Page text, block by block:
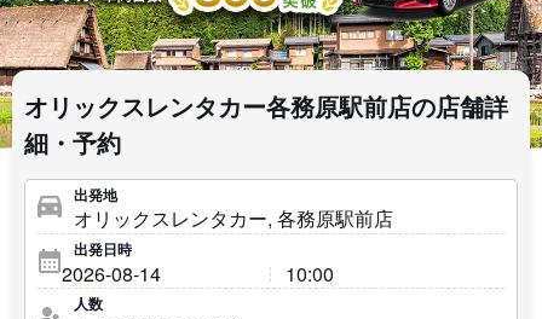
オリックスレンタカー各務原駅前店の店舗詳
細・予約
出発地
出発日時
人数